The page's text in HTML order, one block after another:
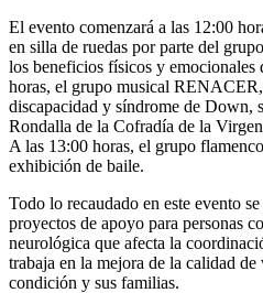
El evento comenzará a las 12:00
en silla de ruedas por parte del
los beneficios físicos y emocionales
horas, el grupo musical
discapacidad y síndrome de Down,
Rondalla de la Cofradía de la
A las 13:00 horas, el grupo
exhibición de baile.
Todo lo recaudado en este evento
proyectos de apoyo para personas
neurológica que afecta la
trabaja en la mejora de la calidad de
condición y sus familias.